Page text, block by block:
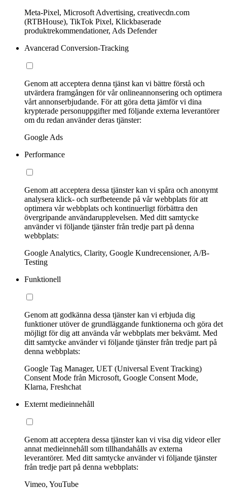
Meta-Pixel, Microsoft Advertising, creativecdn.com
(RTBHouse), TikTok Pixel, Klickbaserade
produktrekommendationer, Ads Defender
Avancerad Conversion-Tracking
Genom att acceptera denna tjänst kan vi bättre förstå och
utvärdera framgången för vår onlineannonsering och optimera
vårt annonserbjudande. För att göra detta jämför vi dina
krypterade personuppgifter med följande externa leverantörer
om du redan använder deras tjänster:
Google Ads
Performance
Genom att acceptera dessa tjänster kan vi spåra och anonymt
analysera klick- och surfbeteende på vår webbplats för att
optimera vår webbplats och kontinuerligt förbättra den
övergripande användarupplevelsen. Med ditt samtycke
använder vi följande tjänster från tredje part på denna
webbplats:
Google Analytics, Clarity, Google Kundrecensioner, A/B-
Testing
Funktionell
Genom att godkänna dessa tjänster kan vi erbjuda dig
funktioner utöver de grundläggande funktionerna och göra det
möjligt för dig att använda vår webbplats mer bekvämt. Med
ditt samtycke använder vi följande tjänster från tredje part på
denna webbplats:
Google Tag Manager, UET (Universal Event Tracking)
Consent Mode från Microsoft, Google Consent Mode,
Klarna, Freshchat
Externt medieinnehåll
Genom att acceptera dessa tjänster kan vi visa dig videor eller
annat medieinnehåll som tillhandahålls av externa
leverantörer. Med ditt samtycke använder vi följande tjänster
från tredje part på denna webbplats:
Vimeo, YouTube